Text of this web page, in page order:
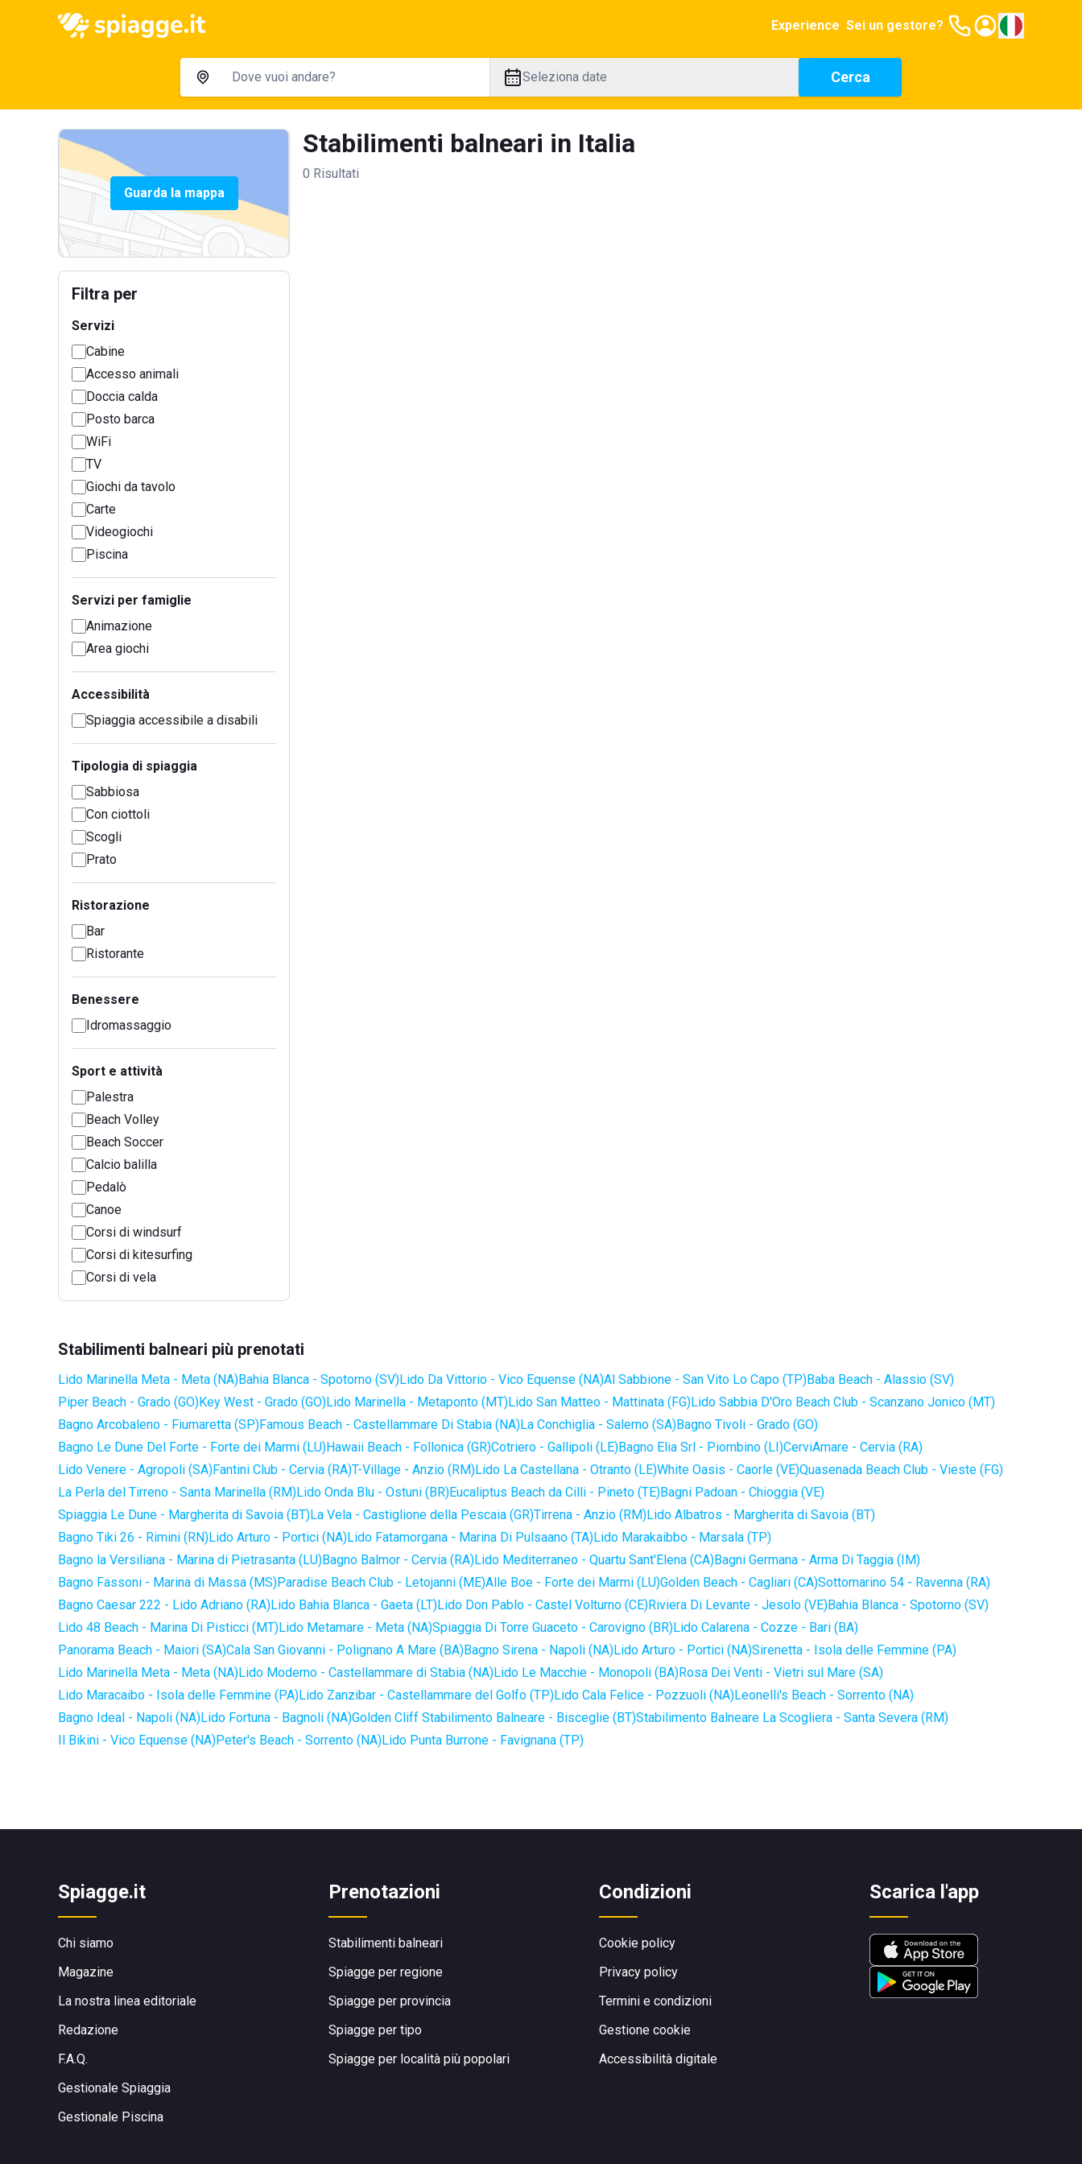
Experience Sei un gestore?
Seleziona date Cerca
Guarda la mappa
Filtra per
Servizi
Cabine
Accesso animali
Doccia calda
Posto barca
WiFi
TV
Giochi da tavolo
Carte
Videogiochi
Piscina
Servizi per famiglie
Animazione
Area giochi
Accessibilità
Spiaggia accessibile a disabili
Tipologia di spiaggia
Sabbiosa
Con ciottoli
Scogli
Prato
Ristorazione
Bar
Ristorante
Benessere
Idromassaggio
Sport e attività
Palestra
Beach Volley
Beach Soccer
Calcio balilla
Pedalò
Canoe
Corsi di windsurf
Corsi di kitesurfing
Corsi di vela
Stabilimenti balneari in Italia
0 Risultati
Stabilimenti balneari più prenotati
Lido Marinella Meta - Meta (NA)Bahia Blanca - Spotorno (SV)Lido Da Vittorio - Vico Equense (NA)Al Sabbione - San Vito Lo Capo (TP)Baba Beach - Alassio (SV)
Piper Beach - Grado (GO)Key West - Grado (GO)Lido Marinella - Metaponto (MT)Lido San Matteo - Mattinata (FG)Lido Sabbia D'Oro Beach Club - Scanzano Jonico (MT)
Bagno Arcobaleno - Fiumaretta (SP)Famous Beach - Castellammare Di Stabia (NA)La Conchiglia - Salerno (SA)Bagno Tivoli - Grado (GO)
Bagno Le Dune Del Forte - Forte dei Marmi (LU)Hawaii Beach - Follonica (GR)Cotriero - Gallipoli (LE)Bagno Elia Srl - Piombino (LI)CerviAmare - Cervia (RA)
Lido Venere - Agropoli (SA)Fantini Club - Cervia (RA)T-Village - Anzio (RM)Lido La Castellana - Otranto (LE)White Oasis - Caorle (VE)Quasenada Beach Club - Vieste (FG)
La Perla del Tirreno - Santa Marinella (RM)Lido Onda Blu - Ostuni (BR)Eucaliptus Beach da Cilli - Pineto (TE)Bagni Padoan - Chioggia (VE)
Spiaggia Le Dune - Margherita di Savoia (BT)La Vela - Castiglione della Pescaia (GR)Tirrena - Anzio (RM)Lido Albatros - Margherita di Savoia (BT)
Bagno Tiki 26 - Rimini (RN)Lido Arturo - Portici (NA)Lido Fatamorgana - Marina Di Pulsaano (TA)Lido Marakaibbo - Marsala (TP)
Bagno la Versiliana - Marina di Pietrasanta (LU)Bagno Balmor - Cervia (RA)Lido Mediterraneo - Quartu Sant'Elena (CA)Bagni Germana - Arma Di Taggia (IM)
Bagno Fassoni - Marina di Massa (MS)Paradise Beach Club - Letojanni (ME)Alle Boe - Forte dei Marmi (LU)Golden Beach - Cagliari (CA)Sottomarino 54 - Ravenna (RA)
Bagno Caesar 222 - Lido Adriano (RA)Lido Bahia Blanca - Gaeta (LT)Lido Don Pablo - Castel Volturno (CE)Riviera Di Levante - Jesolo (VE)Bahia Blanca - Spotorno (SV)
Lido 48 Beach - Marina Di Pisticci (MT)Lido Metamare - Meta (NA)Spiaggia Di Torre Guaceto - Carovigno (BR)Lido Calarena - Cozze - Bari (BA)
Panorama Beach - Maiori (SA)Cala San Giovanni - Polignano A Mare (BA)Bagno Sirena - Napoli (NA)Lido Arturo - Portici (NA)Sirenetta - Isola delle Femmine (PA)
Lido Marinella Meta - Meta (NA)Lido Moderno - Castellammare di Stabia (NA)Lido Le Macchie - Monopoli (BA)Rosa Dei Venti - Vietri sul Mare (SA)
Lido Maracaibo - Isola delle Femmine (PA)Lido Zanzibar - Castellammare del Golfo (TP)Lido Cala Felice - Pozzuoli (NA)Leonelli's Beach - Sorrento (NA)
Bagno Ideal - Napoli (NA)Lido Fortuna - Bagnoli (NA)Golden Cliff Stabilimento Balneare - Bisceglie (BT)Stabilimento Balneare La Scogliera - Santa Severa (RM)
Il Bikini - Vico Equense (NA)Peter's Beach - Sorrento (NA)Lido Punta Burrone - Favignana (TP)
Spiagge.it
Chi siamo
Magazine
La nostra linea editoriale
Redazione
F.A.Q.
Gestionale Spiaggia
Gestionale Piscina
Prenotazioni
Stabilimenti balneari
Spiagge per regione
Spiagge per provincia
Spiagge per tipo
Spiagge per località più popolari
Condizioni
Cookie policy
Privacy policy
Termini e condizioni
Gestione cookie
Accessibilità digitale
Scarica l'app